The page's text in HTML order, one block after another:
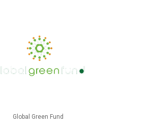
Global Green Fund